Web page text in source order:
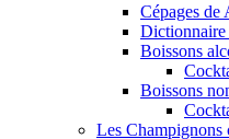
Cépages de
Boissons
Boissons
Les Champignons